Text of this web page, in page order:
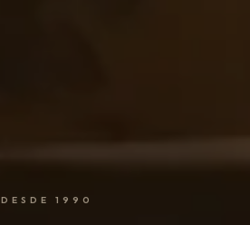
DESDE 1990